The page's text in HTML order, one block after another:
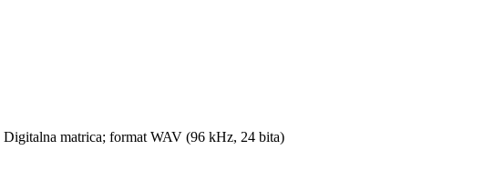
Digitalna matrica; format WAV (96 kHz, 24 bita)